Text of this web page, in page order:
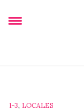
1-3, LOCALES